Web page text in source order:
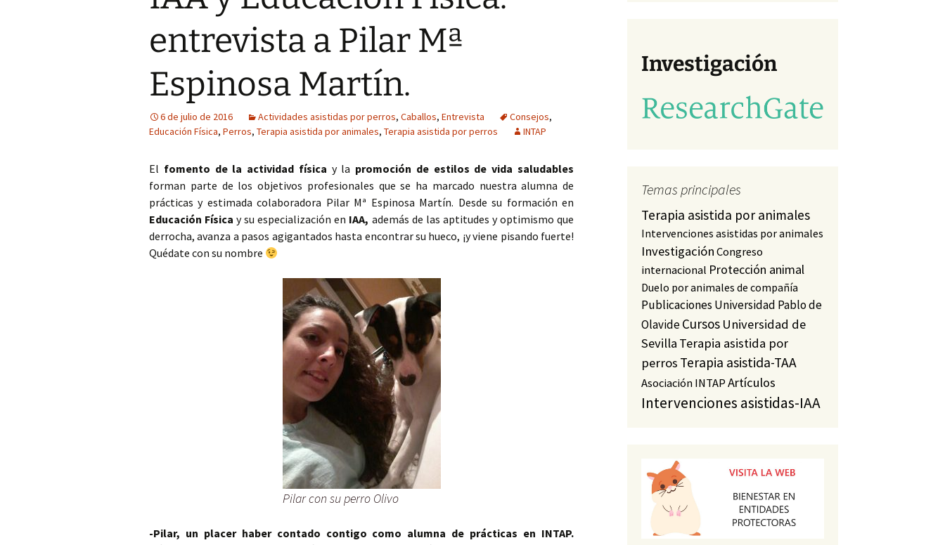
U. São Paulo (Brasil)
Experto en Desarrollo
programas de IAA (2016)
IAA (II): Introducción al
manejo del animal (2015)
IAA (I): Principios teóricos
y prácticos (2014)
CCSS (2014)
FC Intervenciones
asistidas (UNIA, 2014-15)
Introducción a las IAA en
Máster en Aplicaciones
del Perro… (2008-12)
animal
Actitudes hacia las IAA
entrevista a Pilar Mª
Espinosa Martín.
6 de julio de 2016 Actividades asistidas por perros, Caballos, Entrevista Consejos,
Educación Física, Perros, Terapia asistida por animales, Terapia asistida por perros INTAP
El fomento de la actividad física y la promoción de estilos de vida saludables
forman parte de los objetivos profesionales que se ha marcado nuestra alumna de
prácticas y estimada colaboradora Pilar Mª Espinosa Martín. Desde su formación en
Educación Física y su especialización en IAA, además de las aptitudes y optimismo que
derrocha, avanza a pasos agigantados hasta encontrar su hueco, ¡y viene pisando fuerte!
Quédate con su nombre
Pilar con su perro Olivo
-Pilar, un placer haber contado contigo como alumna de prácticas en INTAP.
Investigación
Temas principales
Terapia asistida por animales
Intervenciones asistidas por animales
InvestigaciónCongreso
internacional Protección animal
Duelo por animales de compañía
PublicacionesUniversidad Pablo de
OlavideCursos Universidad de
Sevilla Terapia asistida por
perros Terapia asistida-TAA
Asociación INTAPArtículos
Intervenciones asistidas-IAA